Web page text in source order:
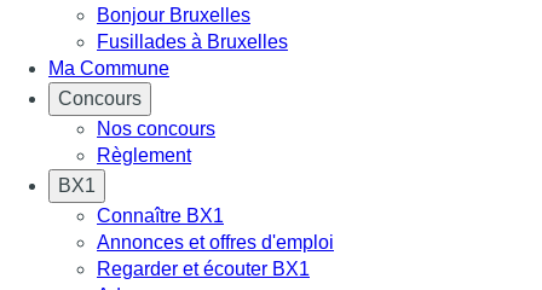
Bonjour Bruxelles
Fusillades à Bruxelles
Ma Commune
Concours
Nos concours
Règlement
BX1
Connaître BX1
Annonces et offres d'emploi
Regarder et écouter BX1